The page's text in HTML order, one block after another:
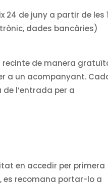
de juny a partir de les
dades bancàries)
recinte de manera
a un acompanyant.
l’entrada per a
en accedir per primera
es recomana portar-lo a